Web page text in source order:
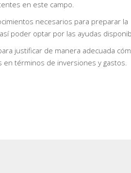
en este campo.
necesarios para preparar la
poder optar por las ayudas
justificar de manera adecuada
en términos de inversiones y gastos.